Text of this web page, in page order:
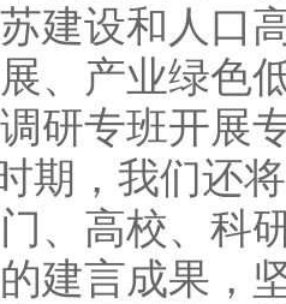
建设和人口
、产业绿色
研专班开展
期，我们还
、高校、科
建言成果，